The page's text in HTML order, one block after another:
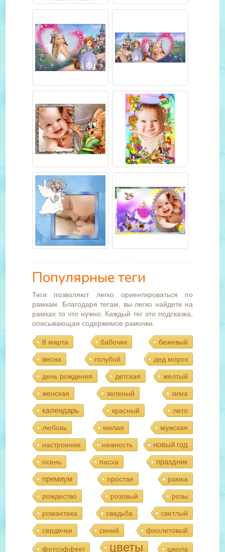
Популярные теги
Теги позволяют легко ориентироваться по
рамкам. Благодаря тегам, вы легко найдете на
рамках то что нужно. Каждый тег это подсказка,
описывающая содержимое рамочки.
8 марта бабочки бежевый
весна голубой дед мороз
день рождения детская желтый
женская зеленый зима
календарь красный лето
любовь милая мужская
настроение нежность новый год
осень пасха
праздник
премиум
простая рамка
рождество розовый розы
романтика свадьба светлый
сердечки синий фиолетовый
фотоэффект цветы школа